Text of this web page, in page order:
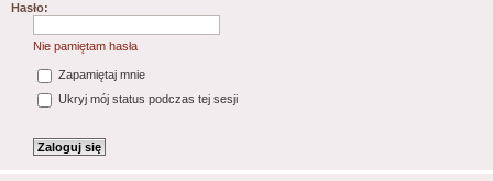
Hasło:
Nie pamiętam hasła
Zapamiętaj mnie
Ukryj mój status podczas tej sesji